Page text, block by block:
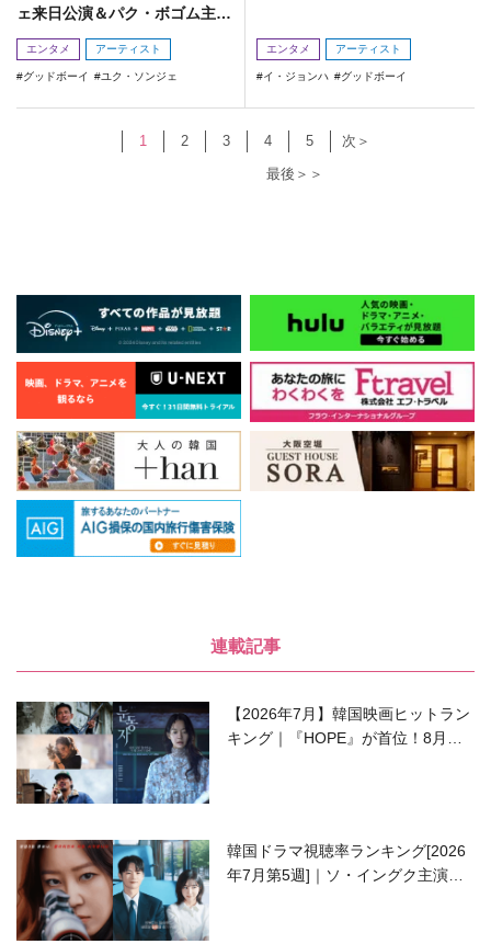
ェ来日公演＆パク・ボゴム主演
作が上位に！
エンタメ アーティスト
グッドボーイ ユク・ソンジェ
エンタメ アーティスト
イ・ジョンハ グッドボーイ
1 2 3 4 5
次＞
最後＞＞
連載記事
【2026年7月】韓国映画ヒットラン
キング｜『HOPE』が首位！8月公
韓国ドラマ視聴率ランキング[2026
年7月第5週]｜ソ・イングク主演の